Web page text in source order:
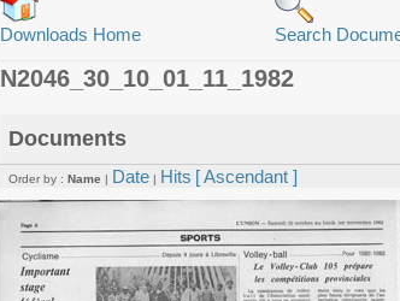
Downloads Home Search
N2046_30_10_01_11_1982
Documents
Order by : Name | Date | Hits [ Ascendant ]